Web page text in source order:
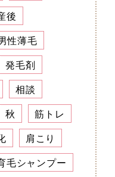
後
性薄毛
発毛剤
相談
秋
筋トレ
肩こり
毛シャンプー